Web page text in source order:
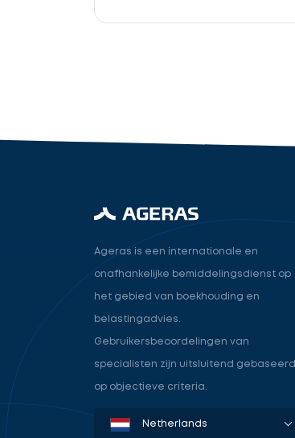
Ageras is een internationale en
onafhankelijke bemiddelingsdienst op
het gebied van boekhouding en
belastingadvies.
Gebruikersbeoordelingen van
specialisten zijn uitsluitend gebaseerd
op objectieve criteria.
Denmark
Sweden
Norway
Netherlands
Germany
USA